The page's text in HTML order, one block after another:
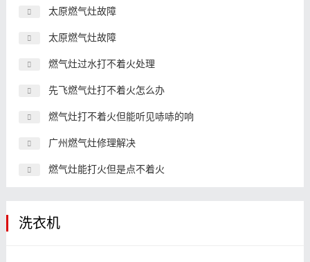
太原燃气灶故障
太原燃气灶故障
燃气灶过水打不着火处理
先飞燃气灶打不着火怎么办
燃气灶打不着火但能听见哧哧的响
广州燃气灶修理解决
燃气灶能打火但是点不着火
洗衣机